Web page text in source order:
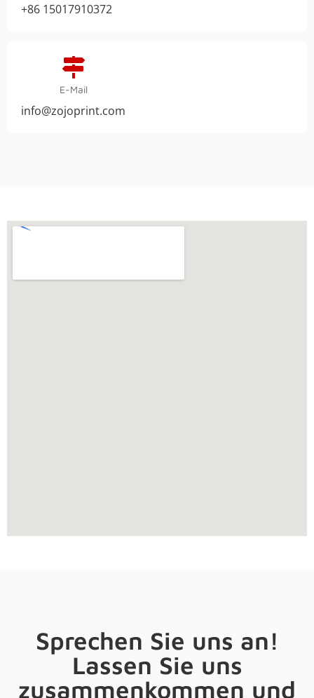
+86 15017910372
E-Mail
info@zojoprint.com
Sprechen Sie uns an!
Lassen Sie uns
zusammenkommen und